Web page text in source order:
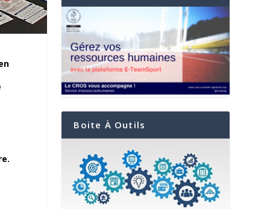
Boite À Outils